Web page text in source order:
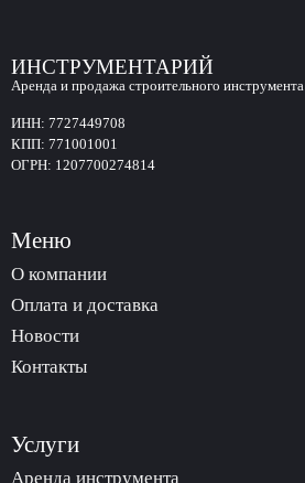
ИНСТРУМЕНТАРИЙ
Аренда и продажа строительного инструмента
ИНН: 7727449708
КПП: 771001001
ОГРН: 1207700274814
Меню
О компании
Оплата и доставка
Новости
Контакты
Услуги
Аренда инструмента